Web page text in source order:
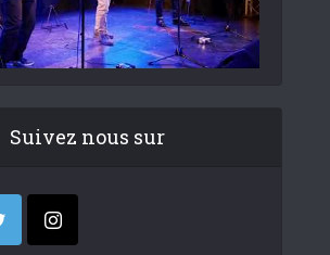
Suivez nous sur